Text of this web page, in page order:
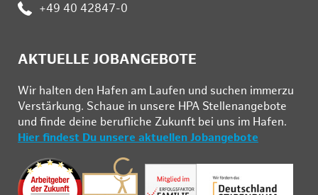
: +49 40 42847-0
AKTUELLE JOBANGEBOTE
Wir hal­ten den Ha­fen am Lau­fen und su­chen im­mer­zu
Ver­stär­kung. Schau­e in un­se­re HPA Stel­len­an­ge­bo­te
und fin­de deine be­ruf­li­che Zu­kunft bei uns im Ha­fen.
Hier findest Du unsere aktuellen Jobangebote